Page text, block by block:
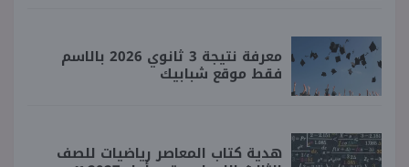
معرفة نتيجة 3 ثانوي 2026 بالاسم
فقط موقع شبابيك
هدية كتاب المعاصر رياضيات للصف